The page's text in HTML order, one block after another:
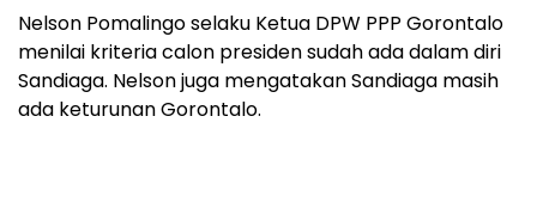
Nelson Pomalingo selaku Ketua DPW PPP Gorontalo
menilai kriteria calon presiden sudah ada dalam diri
Sandiaga. Nelson juga mengatakan Sandiaga masih
ada keturunan Gorontalo.